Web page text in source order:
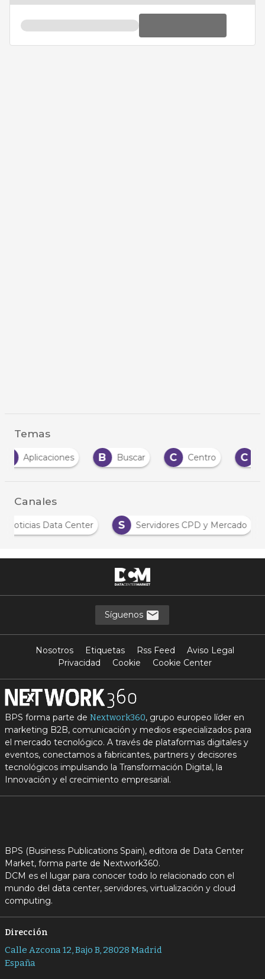
Temas
B
Buscar C Centro C Cloud C
Canales
N
Noticias Data Center S Servidores CPD y
Síguenos
Nosotros Etiquetas Rss Feed
Aviso Legal
Privacidad
Cookie Cookie Center
BPS forma parte de Nextwork360, grupo europeo líder en
marketing B2B, comunicación y medios especializados para
el mercado tecnológico. A través de plataformas digitales y
eventos, conectamos a fabricantes, partners y decisores
tecnológicos impulsando la Transformación Digital, la
Innovación y el crecimiento empresarial.
BPS (Business Publications Spain), editora de Data Center
Market, forma parte de Nextwork360.
DCM es el lugar para conocer todo lo relacionado con el
mundo del data center, servidores, virtualización y cloud
computing.
Dirección
Calle Azcona 12, Bajo B, 28028 Madrid
España